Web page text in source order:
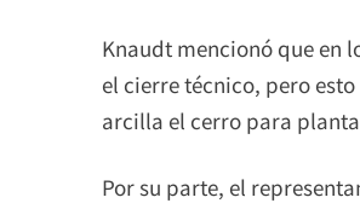
Knaudt mencionó que en
el cierre técnico, pero
arcilla el cerro para
Por su parte, el